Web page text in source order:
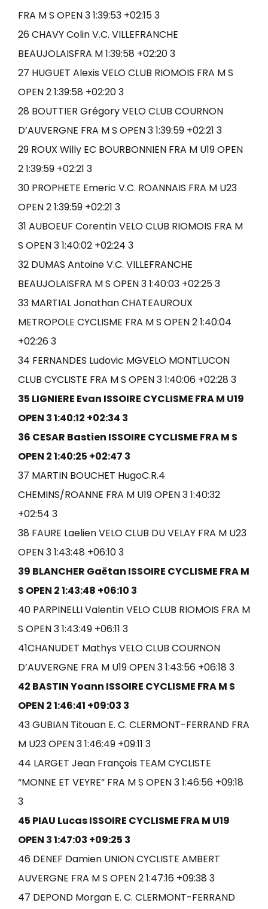
FRA M S OPEN 3 1:39:53 +02:15 3
26 CHAVY Colin V.C. VILLEFRANCHE
BEAUJOLAISFRA M 1:39:58 +02:20 3
27 HUGUET Alexis VELO CLUB RIOMOIS FRA M S
OPEN 2 1:39:58 +02:20 3
28 BOUTTIER Grégory VELO CLUB COURNON
D’AUVERGNE FRA M S OPEN 3 1:39:59 +02:21 3
29 ROUX Willy EC BOURBONNIEN FRA M U19 OPEN
2 1:39:59 +02:21 3
30 PROPHETE Emeric V.C. ROANNAIS FRA M U23
OPEN 2 1:39:59 +02:21 3
31 AUBOEUF Corentin VELO CLUB RIOMOIS FRA M
S OPEN 3 1:40:02 +02:24 3
32 DUMAS Antoine V.C. VILLEFRANCHE
BEAUJOLAISFRA M S OPEN 3 1:40:03 +02:25 3
33 MARTIAL Jonathan CHATEAUROUX
METROPOLE CYCLISME FRA M S OPEN 2 1:40:04
+02:26 3
34 FERNANDES Ludovic MGVELO MONTLUCON
CLUB CYCLISTE FRA M S OPEN 3 1:40:06 +02:28 3
35 LIGNIERE Evan ISSOIRE CYCLISME FRA M U19
OPEN 3 1:40:12 +02:34 3
36 CESAR Bastien ISSOIRE CYCLISME FRA M S
OPEN 2 1:40:25 +02:47 3
37 MARTIN BOUCHET HugoC.R.4
CHEMINS/ROANNE FRA M U19 OPEN 3 1:40:32
+02:54 3
38 FAURE Laelien VELO CLUB DU VELAY FRA M U23
OPEN 3 1:43:48 +06:10 3
39 BLANCHER Gaëtan ISSOIRE CYCLISME FRA M
S OPEN 2 1:43:48 +06:10 3
40 PARPINELLI Valentin VELO CLUB RIOMOIS FRA M
S OPEN 3 1:43:49 +06:11 3
41CHANUDET Mathys VELO CLUB COURNON
D’AUVERGNE FRA M U19 OPEN 3 1:43:56 +06:18 3
42 BASTIN Yoann ISSOIRE CYCLISME FRA M S
OPEN 2 1:46:41 +09:03 3
43 GUBIAN Titouan E. C. CLERMONT-FERRAND FRA
M U23 OPEN 3 1:46:49 +09:11 3
44 LARGET Jean François TEAM CYCLISTE
“MONNE ET VEYRE” FRA M S OPEN 3 1:46:56 +09:18
3
45 PIAU Lucas ISSOIRE CYCLISME FRA M U19
OPEN 3 1:47:03 +09:25 3
46 DENEF Damien UNION CYCLISTE AMBERT
AUVERGNE FRA M S OPEN 2 1:47:16 +09:38 3
47 DEPOND Morgan E. C. CLERMONT-FERRAND